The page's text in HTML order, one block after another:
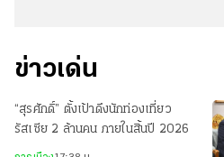
ข่าวเด่น
“สุรศักดิ์” ตั้งเป้าดึงนักท่องเที่ยว
รัสเซีย 2 ล้านคน ภายในสิ้นปี 2026